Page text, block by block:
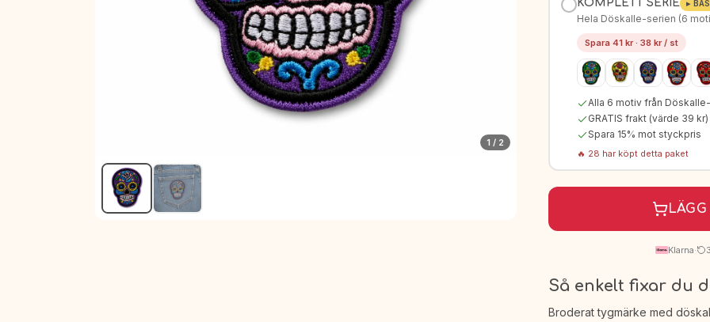
1 / 2
KOMPLETT SERIE ▸
Hela Döskalle-serien (6
Spara 41 kr · 38 kr / st
Alla 6 motiv från Döskalle
GRATIS frakt (värde 39 kr)
Spara 15% mot styckpris
🔥 28 har köpt detta paket
LÄGG
Klarna·
Så enkelt fixar du
Broderat tygmärke med